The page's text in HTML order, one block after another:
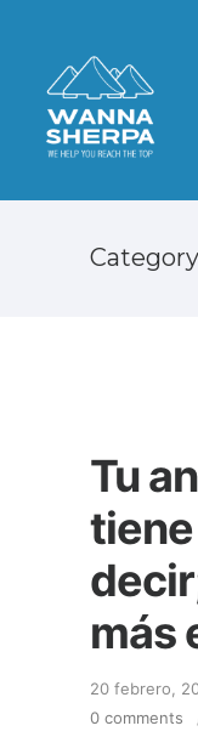
Tu
más
20 febrero,
0 comments